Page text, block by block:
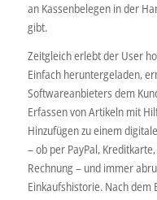
an Kassenbelegen in der
gibt.
Zeitgleich erlebt der User
Einfach heruntergeladen,
Softwareanbieters dem
Erfassen von Artikeln mit
Hinzufügen zu einem
– ob per PayPal,
Rechnung – und immer
Einkaufshistorie. Nach dem